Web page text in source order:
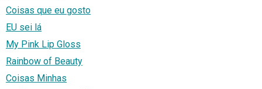
Coisas que eu gosto
EU sei lá
My Pink Lip Gloss
Rainbow of Beauty
Coisas Minhas